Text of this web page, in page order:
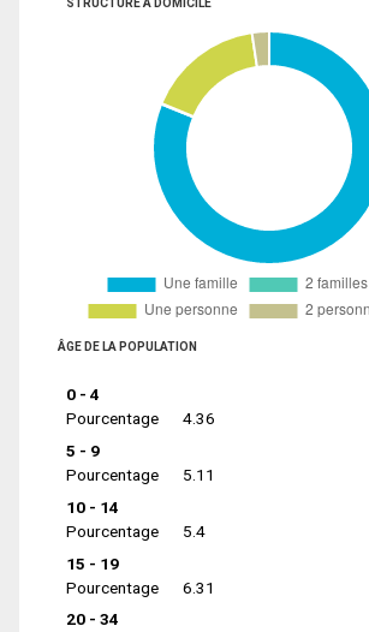
ÂGE DE LA POPULATION
0 - 4
Pourcentage
4.36
5 - 9
Pourcentage
5.11
10 - 14
Pourcentage
5.4
15 - 19
Pourcentage
6.31
20 - 34